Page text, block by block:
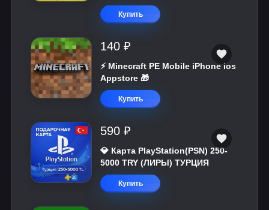
Купить
140 ₽
⚡️ Minecraft PE Mobile iPhone ios
Appstore 🎁
Купить
590 ₽
💎 Карта PlayStation(PSN) 250-
5000 TRY (ЛИРЫ) ТУРЦИЯ
Купить